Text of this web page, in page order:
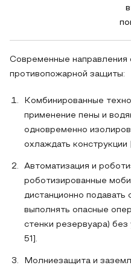
Современные направления
противопожарной защиты:
Комбинированные
применение пены и
одновременно
охлаждать конструкции
Автоматизация и
роботизированные
дистанционно
выполнять опасные
стенки резервуара)
51].
Молниезащита и